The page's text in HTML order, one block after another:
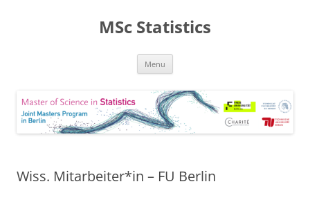
MSc Statistics
Menu
Wiss. Mitarbeiter*in – FU Berlin